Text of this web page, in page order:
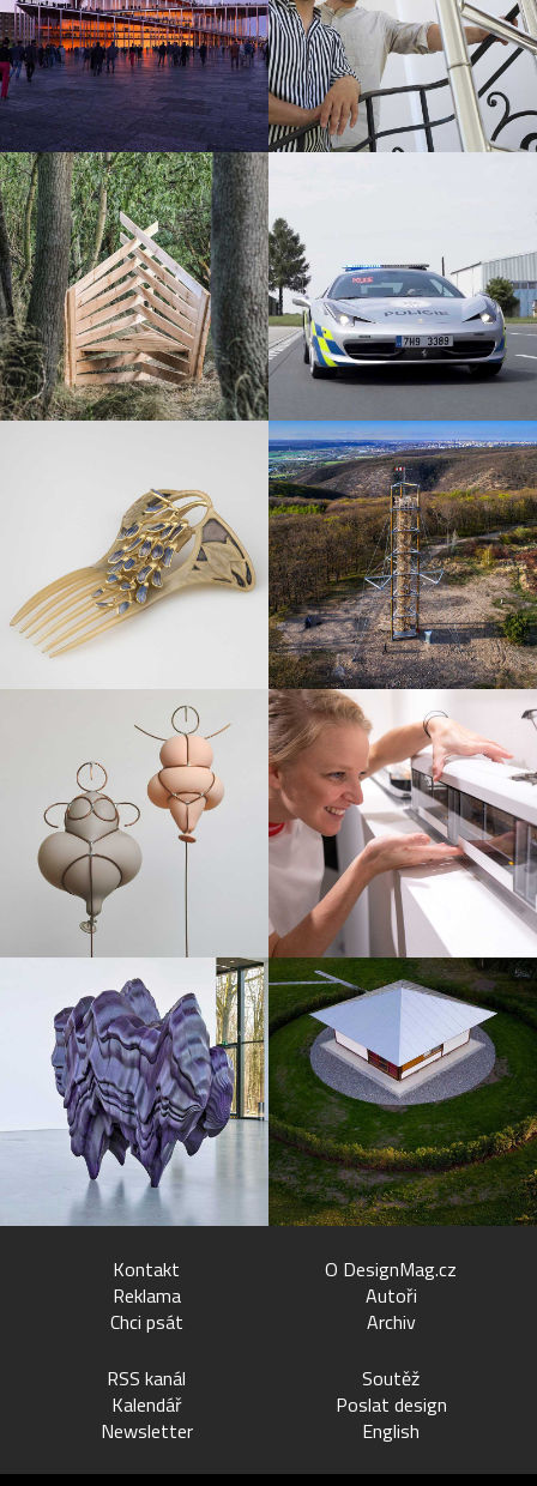
Kontakt
Reklama
Chci psát
O DesignMag.cz
Autoři
Archiv
RSS kanál
Kalendář
Newsletter
Soutěž
Poslat design
English